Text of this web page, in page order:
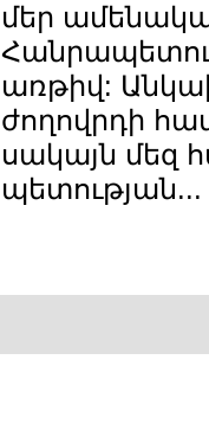
մեր
առթիվ:
ժողովրդի
սակայն մեզ
պետության...